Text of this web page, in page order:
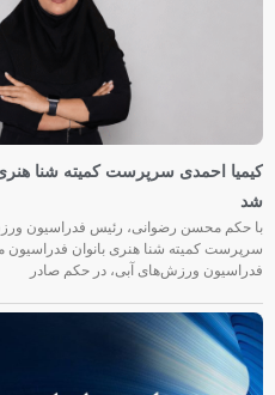
کیمیا احمدی سرپرست کمیته شنا
شد
با حکم محسن رضوانی، رئیس فدراسیون
سرپرست کمیته شنا هنری بانوان
فدراسیون ورزش‌های آبی، در حکم صادر